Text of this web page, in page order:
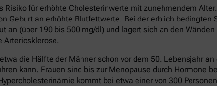
Risiko für erhöhte Cholesterinwerte mit zunehmendem
Geburt an erhöhte Blutfettwerte. Bei der erblich
an (über 190 bis 500 mg/dl) und lagert sich an den
Arteriosklerose.
die Hälfte der Männer schon vor dem 50. Lebensjahr
kann. Frauen sind bis zur Menopause durch Hormone
kommt bei etwa einer von 300